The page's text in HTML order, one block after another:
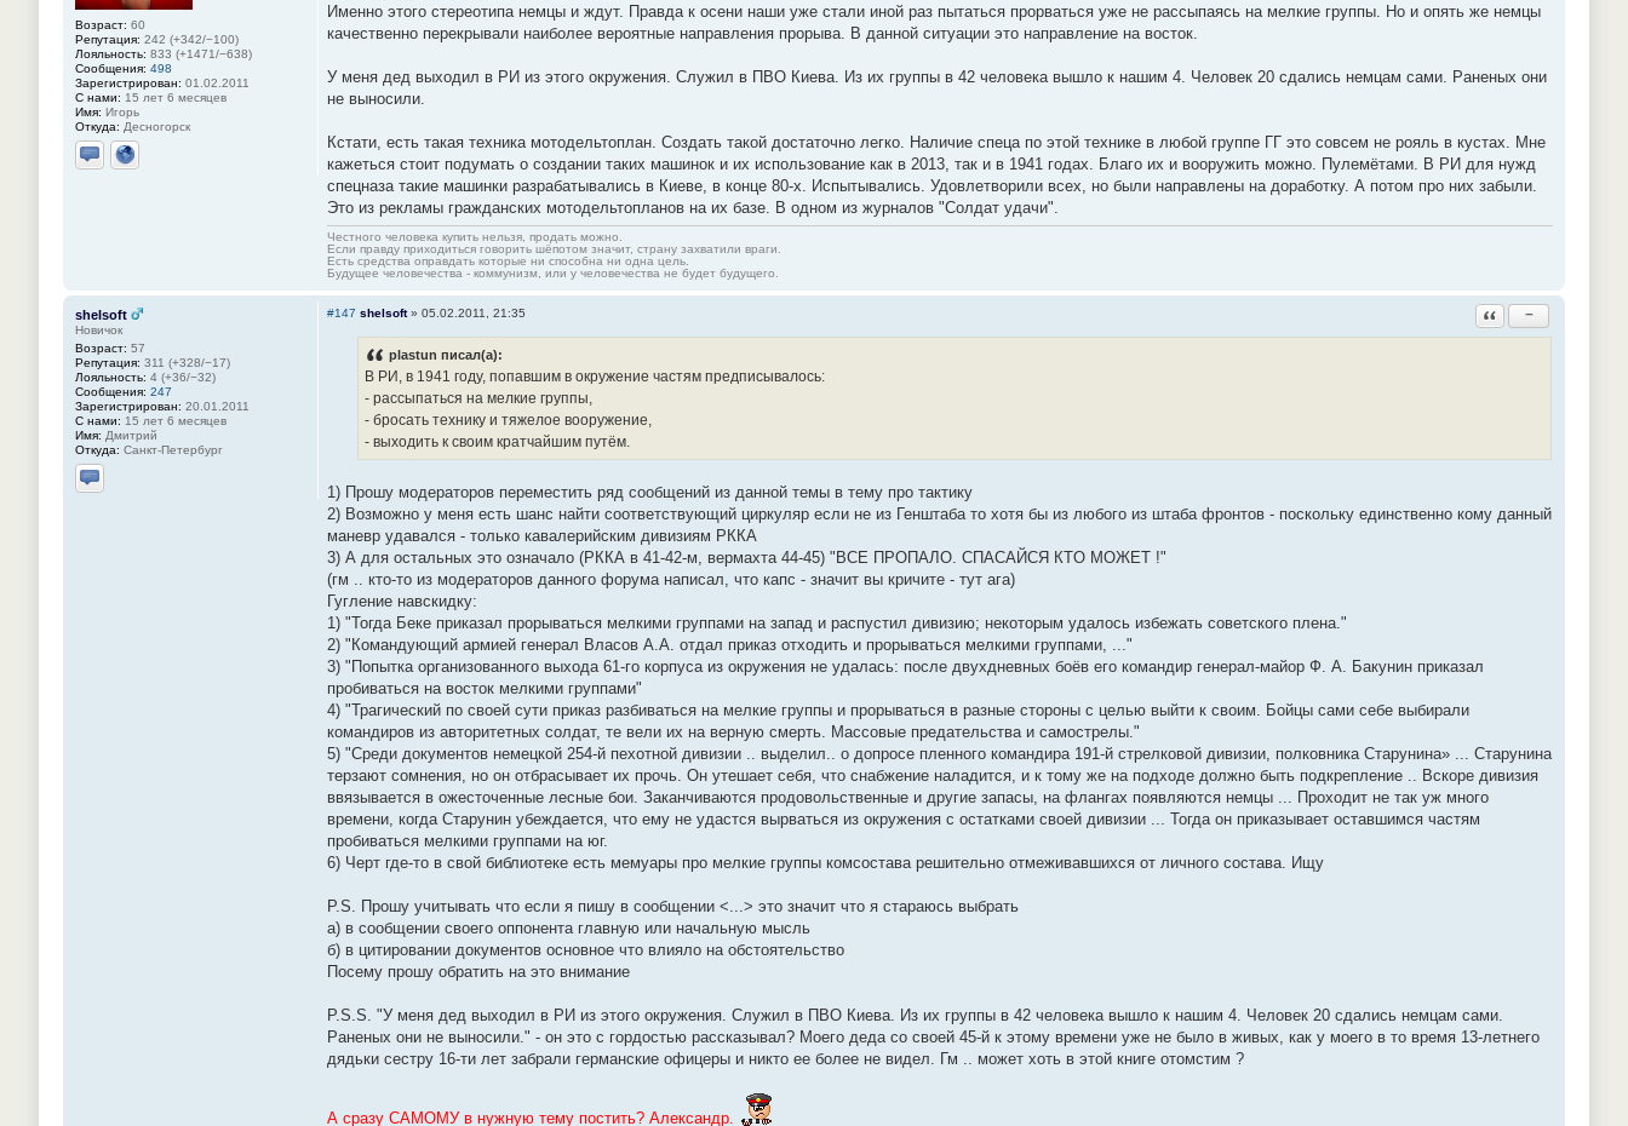
Возраст: 60
Репутация: 242 (+342/−100)
Лояльность: 833 (+1471/−638)
Сообщения: 498
Зарегистрирован: 01.02.2011
С нами: 15 лет 6 месяцев
Имя: Игорь
Откуда: Десногорск
Отправить личное сообщение
Сайт
Именно этого стереотипа немцы и ждут. Правда к осени наши уже стали иной раз пытаться прорваться уже не рассыпаясь на мелкие группы. Но и опять же немцы
качественно перекрывали наиболее вероятные направления прорыва. В данной ситуации это направление на восток.
У меня дед выходил в РИ из этого окружения. Служил в ПВО Киева. Из их группы в 42 человека вышло к нашим 4. Человек 20 сдались немцам сами. Раненых они
не выносили.
Кстати, есть такая техника мотодельтоплан. Создать такой достаточно легко. Наличие спеца по этой технике в любой группе ГГ это совсем не рояль в кустах. Мне
кажеться стоит подумать о создании таких машинок и их использование как в 2013, так и в 1941 годах. Благо их и вооружить можно. Пулемётами. В РИ для нужд
спецназа такие машинки разрабатывались в Киеве, в конце 80-х. Испытывались. Удовлетворили всех, но были направлены на доработку. А потом про них забыли.
Это из рекламы гражданских мотодельтопланов на их базе. В одном из журналов "Солдат удачи".
Честного человека купить нельзя, продать можно.
Если правду приходиться говорить шёпотом значит, страну захватили враги.
Есть средства оправдать которые ни способна ни одна цель.
Будущее человечества - коммунизм, или у человечества не будет будущего.
shelsoft
Новичок
Возраст: 57
Репутация: 311 (+328/−17)
Лояльность: 4 (+36/−32)
Сообщения: 247
Зарегистрирован: 20.01.2011
С нами: 15 лет 6 месяцев
Имя: Дмитрий
Откуда: Санкт-Петербург
Отправить личное сообщение
Ответить с цитатой
−
#147 shelsoft» 05.02.2011, 21:35
plastun писал(а):
В РИ, в 1941 году, попавшим в окружение частям предписывалось:
- рассыпаться на мелкие группы,
- бросать технику и тяжелое вооружение,
- выходить к своим кратчайшим путём.
1) Прошу модераторов переместить ряд сообщений из данной темы в тему про тактику
2) Возможно у меня есть шанс найти соответствующий циркуляр если не из Генштаба то хотя бы из любого из штаба фронтов - поскольку единственно кому данный
маневр удавался - только кавалерийским дивизиям РККА
3) А для остальных это означало (РККА в 41-42-м, вермахта 44-45) "ВСЕ ПРОПАЛО. СПАСАЙСЯ КТO МОЖЕТ !"
(гм .. кто-то из модераторов данного форума написал, что капс - значит вы кричите - тут ага)
Гугление навскидку:
1) "Тогда Беке приказал прорываться мелкими группами на запад и распустил дивизию; некоторым удалось избежать советского плена."
2) "Командующий армией генерал Власов А.А. отдал приказ отходить и прорываться мелкими группами, ..."
3) "Попытка организованного выхода 61-го корпуса из окружения не удалась: после двухдневных боёв его командир генерал-майор Ф. А. Бакунин приказал
пробиваться на восток мелкими группами"
4) "Трагический по своей сути приказ разбиваться на мелкие группы и прорываться в разные стороны с целью выйти к своим. Бойцы сами себе выбирали
командиров из авторитетных солдат, те вели их на верную смерть. Массовые предательства и самострелы."
5) "Среди документов немецкой 254-й пехотной дивизии .. выделил.. о допросе пленного командира 191-й стрелковой дивизии, полковника Старунина» ... Старунина
терзают сомнения, но он отбрасывает их прочь. Он утешает себя, что снабжение наладится, и к тому же на подходе должно быть подкрепление .. Вскоре дивизия
ввязывается в ожесточенные лесные бои. Заканчиваются продовольственные и другие запасы, на флангах появляются немцы ... Проходит не так уж много
времени, когда Старунин убеждается, что ему не удастся вырваться из окружения с остатками своей дивизии ... Тогда он приказывает оставшимся частям
пробиваться мелкими группами на юг.
6) Черт где-то в свой библиотеке есть мемуары про мелкие группы комсостава решительно отмеживавшихся от личного состава. Ищу
P.S. Прошу учитывать что если я пишу в сообщении <...> это значит что я стараюсь выбрать
а) в сообщении своего оппонента главную или начальную мысль
б) в цитировании документов основное что влияло на обстоятельство
Посему прошу обратить на это внимание
P.S.S. "У меня дед выходил в РИ из этого окружения. Служил в ПВО Киева. Из их группы в 42 человека вышло к нашим 4. Человек 20 сдались немцам сами.
Раненых они не выносили." - он это с гордостью рассказывал? Моего деда со своей 45-й к этому времени уже не было в живых, как у моего в то время 13-летнего
дядьки сестру 16-ти лет забрали германские офицеры и никто ее более не видел. Гм .. может хоть в этой книге отомстим ?
А сразу САМОМУ в нужную тему постить? Александр.